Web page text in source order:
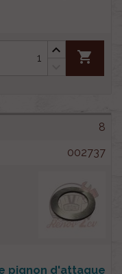
shopping_cart
8
002737
pignon d'attaque